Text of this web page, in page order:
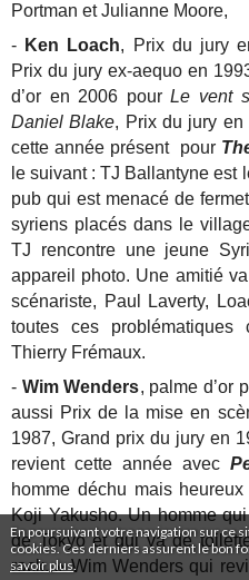
En poursuivant votre navigation sur ce
cookies. Ces derniers assurent le bon
savoir plus.
Portman et Julianne Moore,
- Ken Loach, Prix du jury
Prix du jury ex-aequo en
d’or en 2006 pourLe vent
Daniel Blake, Prix du jury en
cette année présent pour
le suivant : TJ Ballantyne est
pub qui est menacé de
syriens placés dans le
TJ rencontre une jeune
appareil photo. Une amitié
scénariste, Paul Laverty,
toutes ces
Thierry Frémaux.
- Wim Wenders, palme d’or
aussi Prix de la mise en
1987, Grand prix du jury en
revient cette année avec
homme déchu mais
Koji Yakusho. Un homme
de Tokyo et qui va de
rock. » Wim Wenders qui